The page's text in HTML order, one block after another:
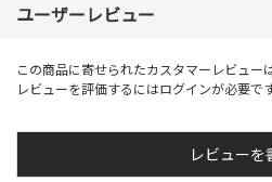
ユーザーレビュー
この商品に寄せられたカスタマーレビュー
レビューを評価するにはログインが必要です
レビューを